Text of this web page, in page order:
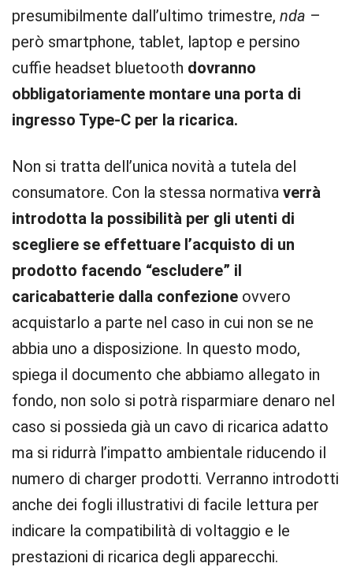
presumibilmente dall’ultimo trimestre, nda –
però smartphone, tablet, laptop e persino
cuffie headset bluetooth dovranno
obbligatoriamente montare una porta di
ingresso Type-C per la ricarica.
Non si tratta dell’unica novità a tutela del
consumatore. Con la stessa normativa verrà
introdotta la possibilità per gli utenti di
scegliere se effettuare l’acquisto di un
prodotto facendo “escludere” il
caricabatterie dalla confezione ovvero
acquistarlo a parte nel caso in cui non se ne
abbia uno a disposizione. In questo modo,
spiega il documento che abbiamo allegato in
fondo, non solo si potrà risparmiare denaro nel
caso si possieda già un cavo di ricarica adatto
ma si ridurrà l’impatto ambientale riducendo il
numero di charger prodotti. Verranno introdotti
anche dei fogli illustrativi di facile lettura per
indicare la compatibilità di voltaggio e le
prestazioni di ricarica degli apparecchi.